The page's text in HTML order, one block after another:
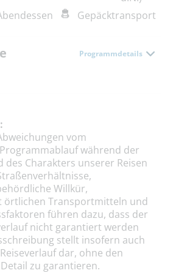
Gepäcktransport
Programmdetails
vom
während der
des Charakters unserer Reisen
Willkür,
örtlichen Transportmitteln und
führen dazu, dass der
nicht garantiert werden
stellt insofern auch
dar, ohne den
zu garantieren.